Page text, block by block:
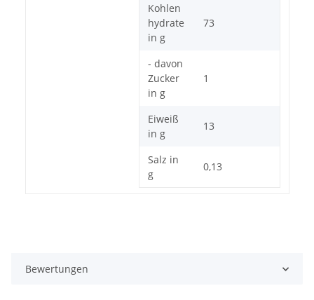
Kohlen
hydrate
in g
73
- davon
Zucker
in g
1
Eiweiß
in g
13
Salz in
g
0,13
Bewertungen